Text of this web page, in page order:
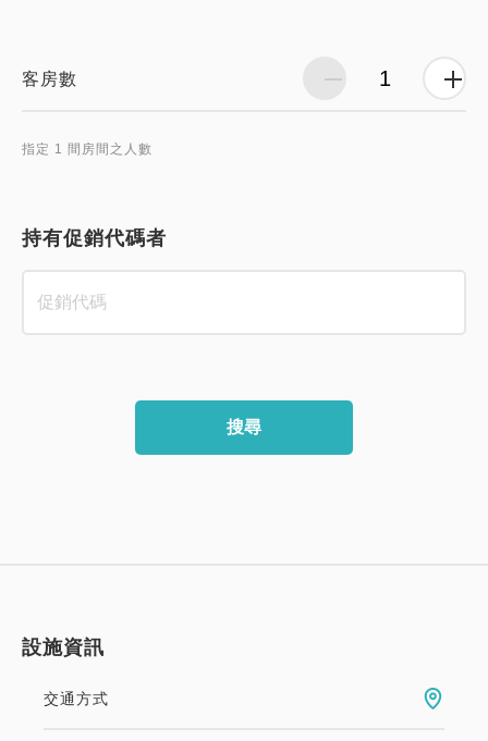
客房數
指定 1 間房間之人數
持有促銷代碼者
搜尋
設施資訊
交通方式